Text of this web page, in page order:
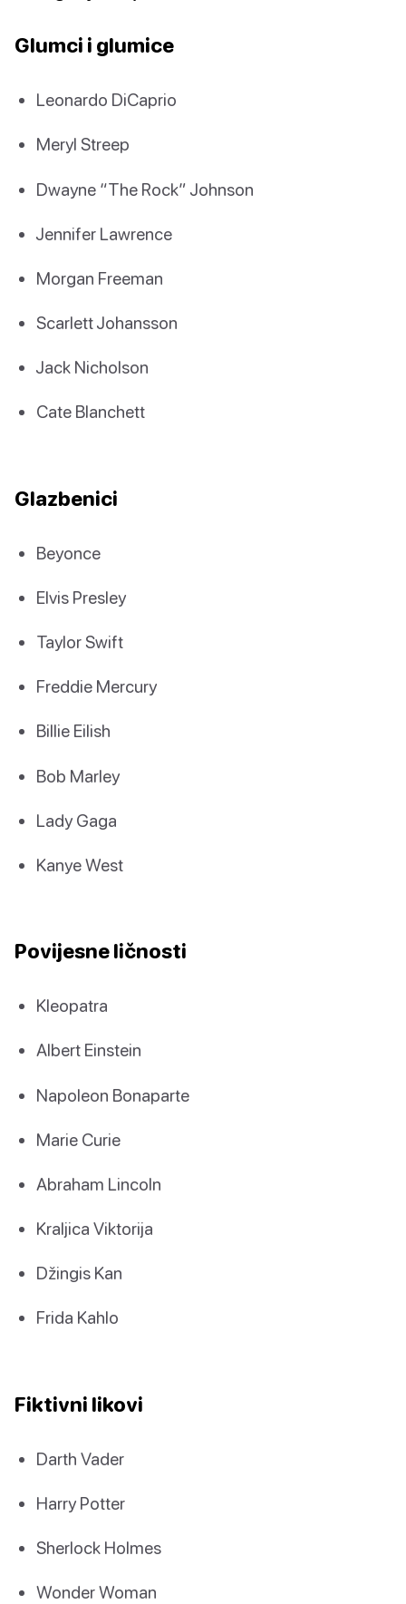
Glumci i glumice
Leonardo DiCaprio
Meryl Streep
Dwayne “The Rock” Johnson
Jennifer Lawrence
Morgan Freeman
Scarlett Johansson
Jack Nicholson
Cate Blanchett
Glazbenici
Beyonce
Elvis Presley
Taylor Swift
Freddie Mercury
Billie Eilish
Bob Marley
Lady Gaga
Kanye West
Povijesne ličnosti
Kleopatra
Albert Einstein
Napoleon Bonaparte
Marie Curie
Abraham Lincoln
Kraljica Viktorija
Džingis Kan
Frida Kahlo
Fiktivni likovi
Darth Vader
Harry Potter
Sherlock Holmes
Wonder Woman